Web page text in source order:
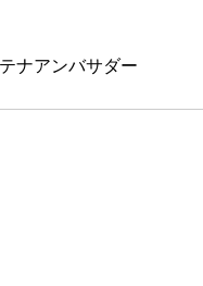
ナアンバサダー